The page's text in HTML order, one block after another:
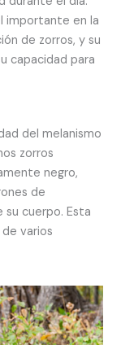
importante en la
de zorros, y su
capacidad para
del melanismo
zorros
negro,
de
su cuerpo. Esta
varios